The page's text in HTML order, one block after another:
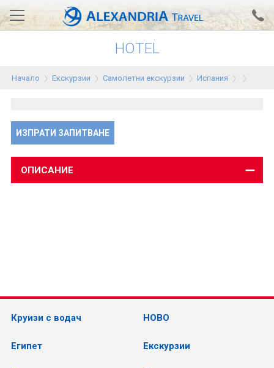
Проверка на резервация
АЛЕКСАНДРИЯ хотели
Турция
Гърция
Египет
HOTEL
Начало Екскурзии Самолетни екскурзии Испания
ИЗПРАТИ ЗАПИТВАНЕ
ОПИСАНИЕ
Круизи с водач НОВО
Египет Екскурзии